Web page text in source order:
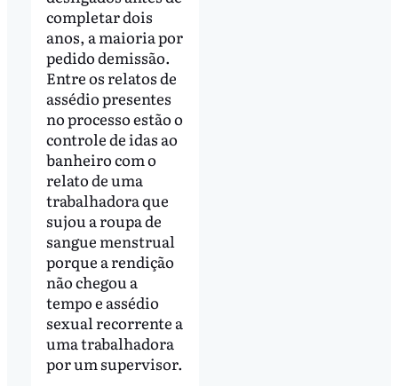
completar dois
anos, a maioria por
pedido demissão.
Entre os relatos de
assédio presentes
no processo estão o
controle de idas ao
banheiro com o
relato de uma
trabalhadora que
sujou a roupa de
sangue menstrual
porque a rendição
não chegou a
tempo e assédio
sexual recorrente a
uma trabalhadora
por um supervisor.